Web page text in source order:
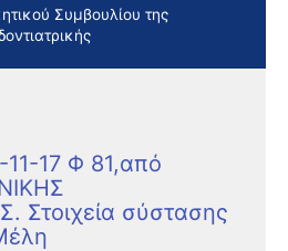
Συμβουλίου της
11-17 Φ 81,από
Στοιχεία σύστασης